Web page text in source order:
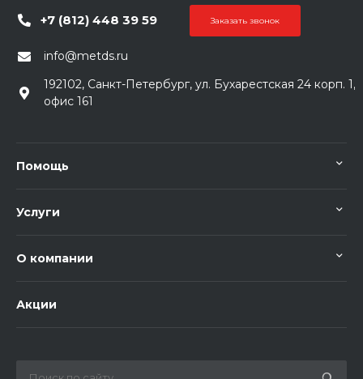
+7 (812) 448 39 59 Заказать звонок
info@metds.ru
192102, Санкт-Петербург, ул. Бухарестская 24 корп. 1,
офис 161
Помощь
Услуги
О компании
Акции